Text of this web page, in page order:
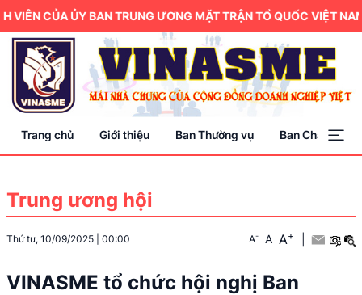
CỦA ỦY BAN TRUNG ƯƠNG MẶT TRẬN TỔ QUỐC VIỆT NAM.
Trang chủ Giới thiệu Ban Thường vụ Ban Chấp hành
Trung ương hội
Thứ tư, 10/09/2025 00:00 A- A A+
VINASME tổ chức hội nghị Ban